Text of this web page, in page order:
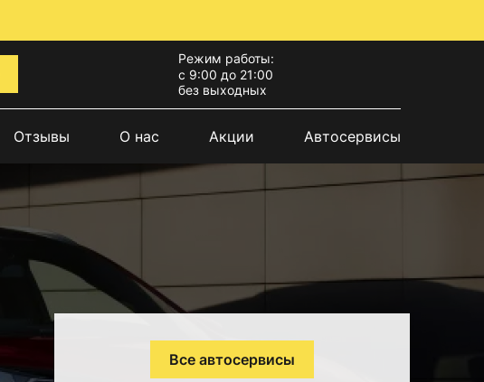
Режим работы:
с 9:00 до 21:00
без выходных
Отзывы О нас Акции Автосервисы
Все автосервисы